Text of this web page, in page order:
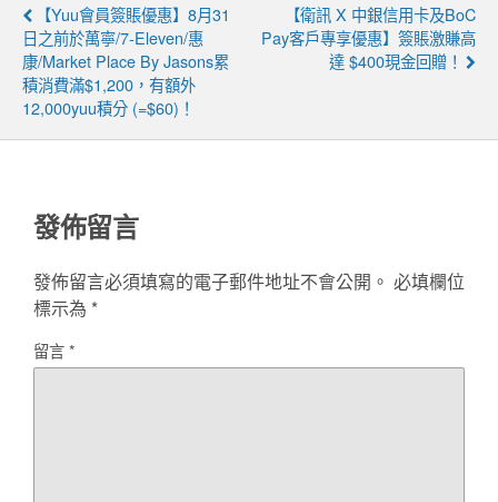
【yuu會員簽賬優惠】8月31
日之前於萬寧/7-Eleven/惠
康/Market Place By Jasons累
積消費滿$1,200，有額外
12,000yuu積分 (=$60)！
【衛訊 X 中銀信用卡及BoC
Pay客戶專享優惠】簽賬激賺高
達 $400現金回贈！
發佈留言
發佈留言必須填寫的電子郵件地址不會公開。 必填欄位
標示為 *
留言*